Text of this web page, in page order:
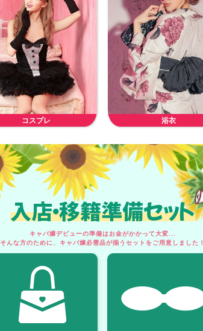
コスプレ 浴衣
入店・移籍準備セット
キャバ嬢デビューの準備はお金がかかって大変...
そんな方のために、キャバ嬢必需品が揃うセットをご用意しました！